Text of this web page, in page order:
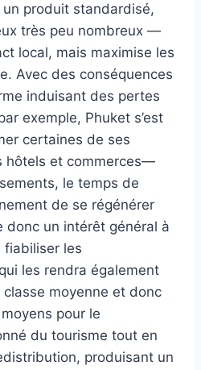
produit standardisé,
très peu nombreux —
local, mais maximise les
Avec des conséquences
induisant des pertes
exemple, Phuket s’est
certaines de ses
hôtels et commerces—
le temps de
de se régénérer
donc un intérêt général à
fiabiliser les
les rendra également
moyenne et donc
pour le
du tourisme tout en
produisant un